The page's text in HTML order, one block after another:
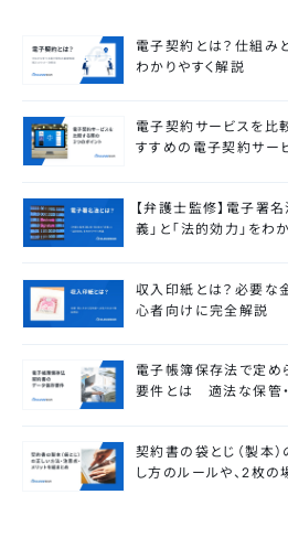
電子契約とは？仕組み
わかりやすく解説
電子契約サービスを比
すすめの電子契約サー
【弁護士監修】電子署
義」と「法的効力」をわ
収入印紙とは？必要な
心者向けに完全解説
電子帳簿保存法で定め
要件とは 適法な保管
契約書の袋とじ（製本
し方のルールや、2枚